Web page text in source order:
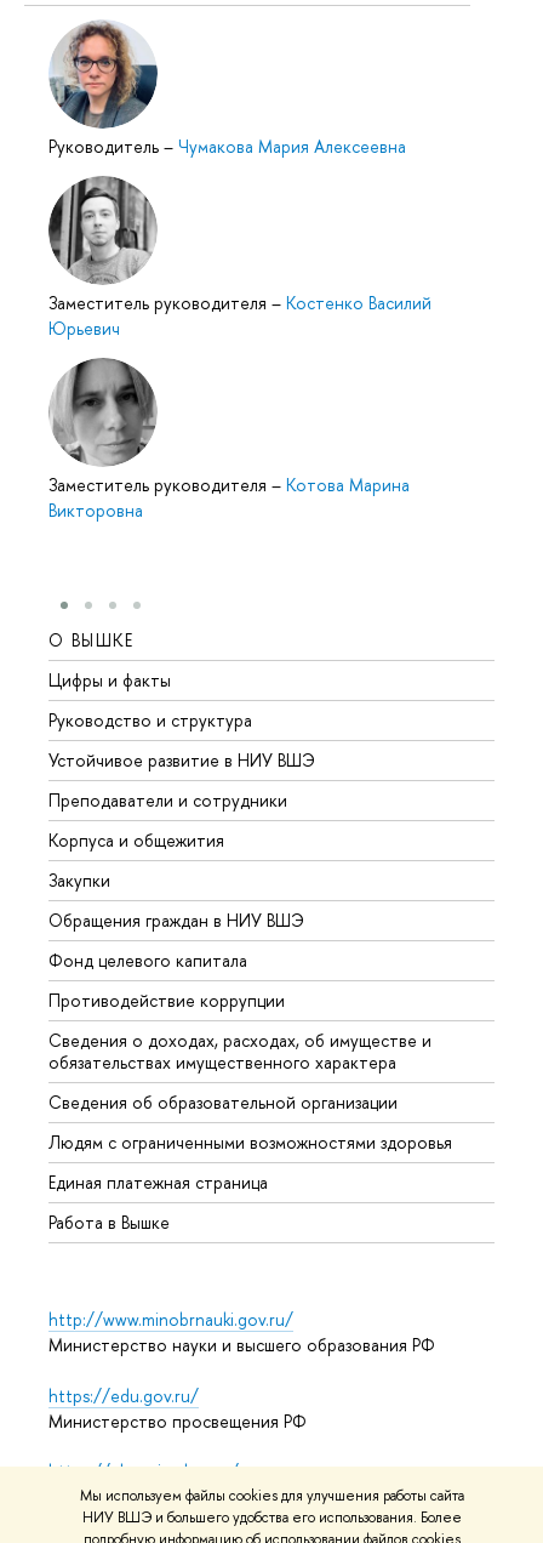
Мы используем файлы cookies для улучшения работы сайта
НИУ ВШЭ и большего удобства его использования. Более
Руководитель – Чумакова Мария Алексеевна
Заместитель руководителя – Костенко Василий
Юрьевич
Заместитель руководителя – Котова Марина
Викторовна
О ВЫШКЕ
Цифры и факты
Руководство и структура
Устойчивое развитие в НИУ ВШЭ
Преподаватели и сотрудники
Корпуса и общежития
Закупки
Обращения граждан в НИУ ВШЭ
Фонд целевого капитала
Противодействие коррупции
Сведения о доходах, расходах, об имуществе и
обязательствах имущественного характера
Сведения об образовательной организации
Людям с ограниченными возможностями здоровья
Единая платежная страница
Работа в Вышке
http://www.minobrnauki.gov.ru/
Министерство науки и высшего образования РФ
https://edu.gov.ru/
Министерство просвещения РФ
https://elearning.hse.ru/mooc
Массовые открытые онлайн-курсы